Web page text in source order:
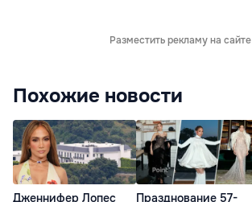
Разместить рекламу на сайте
Похожие новости
Дженнифер Лопес
Празднование 57-